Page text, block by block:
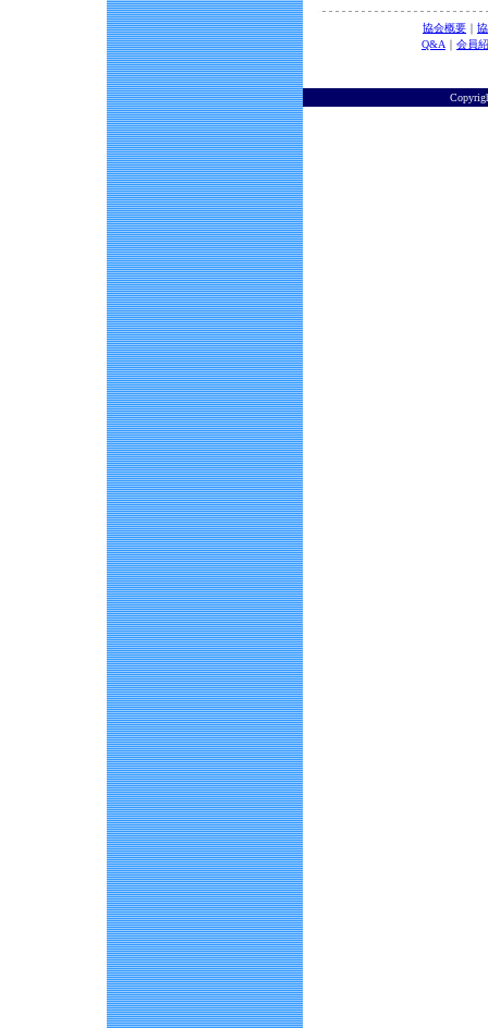
協会概要 ｜
Q&A ｜ 会員